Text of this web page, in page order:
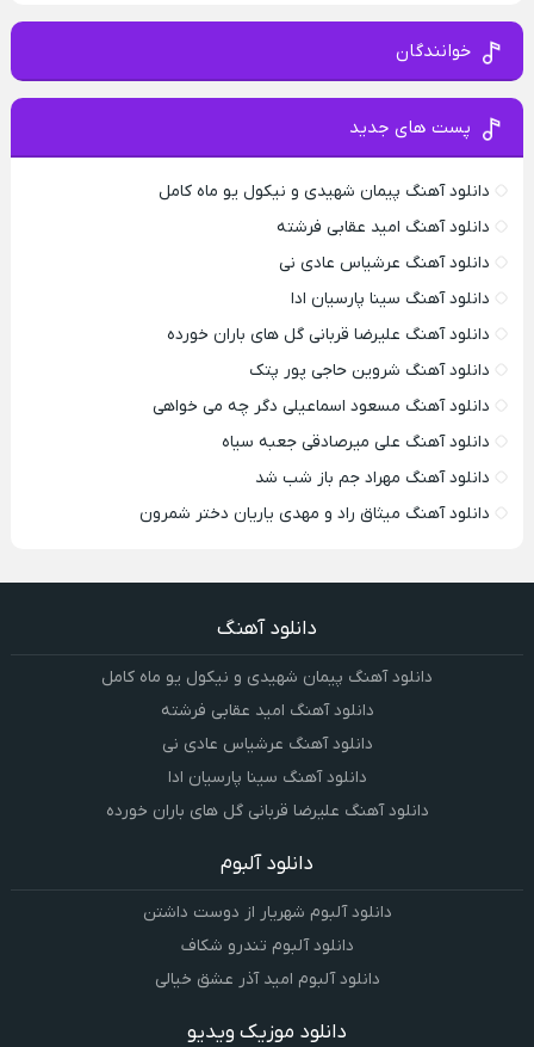
خوانندگان
پست های جدید
دانلود آهنگ پیمان شهیدی و نیکول یو ماه کامل
دانلود آهنگ امید عقابی فرشته
دانلود آهنگ عرشیاس عادی نی
دانلود آهنگ سینا پارسیان ادا
دانلود آهنگ علیرضا قربانی گل های باران خورده
دانلود آهنگ شروین حاجی پور پتک
دانلود آهنگ مسعود اسماعیلی دگر چه می خواهی
دانلود آهنگ علی میرصادقی جعبه سیاه
دانلود آهنگ مهراد جم باز شب شد
دانلود آهنگ میثاق راد و مهدی یاریان دختر شمرون
دانلود آهنگ
دانلود آهنگ پیمان شهیدی و نیکول یو ماه کامل
دانلود آهنگ امید عقابی فرشته
دانلود آهنگ عرشیاس عادی نی
دانلود آهنگ سینا پارسیان ادا
دانلود آهنگ علیرضا قربانی گل های باران خورده
دانلود آلبوم
دانلود آلبوم شهریار از دوست داشتن
دانلود آلبوم تندرو شکاف
دانلود آلبوم امید آذر عشق خیالی
دانلود موزیک ویدیو